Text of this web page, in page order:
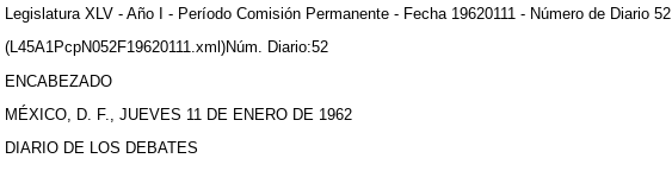
Legislatura XLV - Año I - Período Comisión Permanente - Fecha 19620111 - Número de Diario 52
(L45A1PcpN052F19620111.xml)Núm. Diario:52
ENCABEZADO
MÉXICO, D. F., JUEVES 11 DE ENERO DE 1962
DIARIO DE LOS DEBATES